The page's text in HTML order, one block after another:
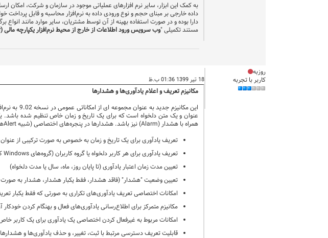
به کمک این ابزار، سایر نرم افزارهای عملیاتی موجود در سازمان و شرکت، امکان
داده خارجی بر مبنای حجم و نوع ورودی داده به نرم‌افزار محاسبه و قابل پرداخت
دارا بوده و در صورت استفاده بهینه از آن توسط مشتریان، سایر موارد مانند انواع
مستند تکمیلی "وب سرویس ورود اطلاعات از خارج از محیط نرم‌افزار یکپارچه مالی (
روزبه
کاربر با تجربه
18 تیر 1399 01:36 ب.ظ
مکانیزم تعریف و اعلام یادآوری‌ها و هشدارها
این
عنوان و یک متن دلخواه است که برای یک تاریخ و زمان خاص تنظیم شده
همراه با هشدار (Alarm) نیز باشد. هشدارها در پنجره‌های اختصاصی (شبیهAlert
تعریف یادآوری برای یک تاریخ و زمان به خصوص به صورت ترکیبی از
تعریف یادآوری برای هر کاربر دلخواه یا گروه کاربران (گروه‌هایWindows
تعیین مدت زمان اعتبار یادآوری (تا پایان روز، ماه، سال یا مدت دلخواه)
تعیین وضعیت "هشدار" (فاقد هشدار، فقط یکبار هشدار، هشدار به صورت
امکانات اختصاصی تعریف یادآوری‌های تکراری به صورتی که فقط یکبار
مکانیزم متمرکز برای اطلاع‌رسانی یادآوری‌های فعال و بهنگام کردن
امکانات مربوط به غیرفعال کردن اختصاصی یک یادآوری برای یک کاربر
قابلیت تعریف دسترسی مرتبط با ثبت، تغییر، و حذف یادآوری‌ها و هشدار‌ها